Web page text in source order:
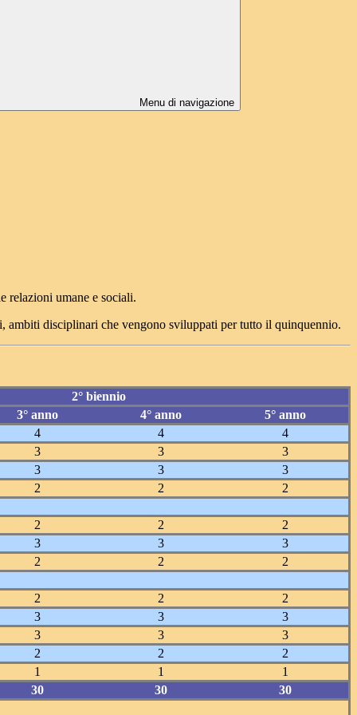
Menu di navigazione
relazioni umane e sociali.
ambiti disciplinari che vengono sviluppati per tutto il quinquennio.
2° biennio
3° anno
4° anno
5° anno
4
4
4
3
3
3
3
3
3
2
2 2
2 2
2
3
3
3
2
2 2
2 2
2
3
3
3
3
3
3
2
2
2
1
1
1
30
30 30